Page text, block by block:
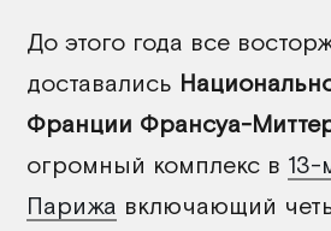
До этого года все
доставались
Франции Франсуа-
огромный комплекс в 13-
Парижа включающий